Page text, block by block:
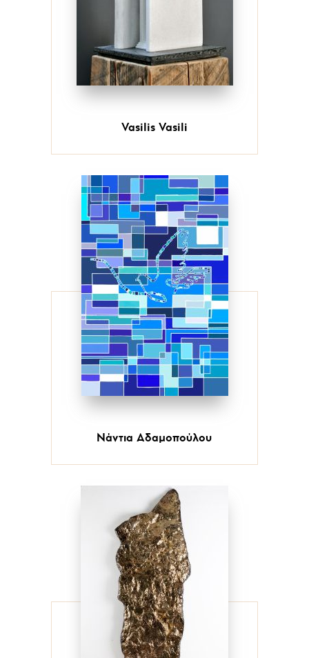
Vasilis Vasili
Νάντια Αδαμοπούλου